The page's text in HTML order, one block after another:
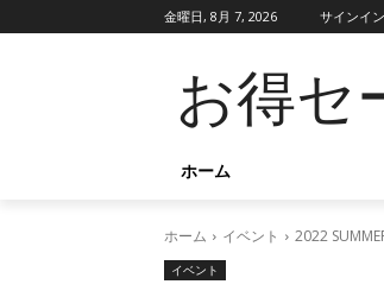
金曜日, 8月 7, 2026 サインイ
お得セ
ホーム
ホーム イベント 2022
イベント